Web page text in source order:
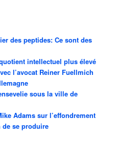
des peptides: Ce sont des
intellectuel plus élevé
l’avocat Reiner Fuellmich
sous la ville de
Adams sur l’effondrement
se produire